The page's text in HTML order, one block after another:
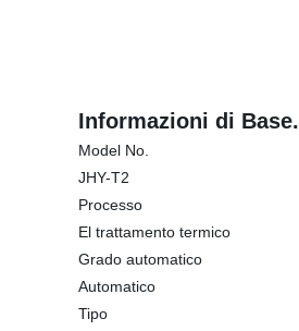
Informazioni di Base.
Model No.
JHY-T2
Processo
El trattamento termico
Grado automatico
Automatico
Tipo